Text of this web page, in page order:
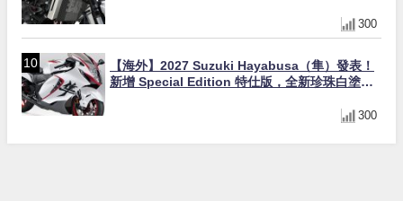
300
【海外】2027 Suzuki Hayabusa（隼）發表！
新增 Special Edition 特仕版，全新珍珠白塗裝
300